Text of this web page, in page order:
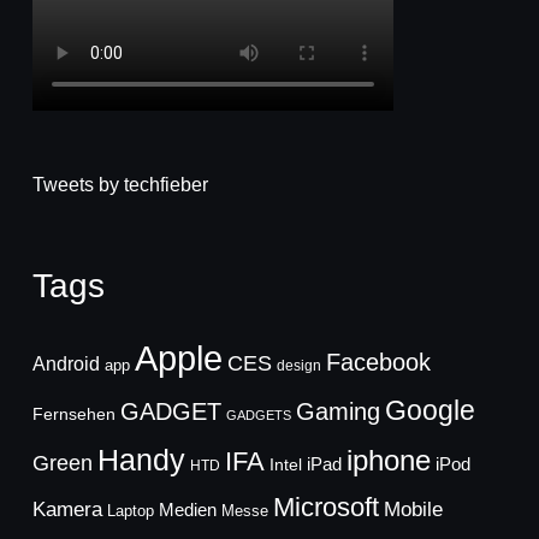
Tweets by techfieber
Tags
Android app Apple CES design Facebook
Fernsehen GADGET GADGETS Gaming Google
Green Handy HTD IFA Intel iPad iphone iPod
Kamera Laptop Medien Messe Microsoft Mobile